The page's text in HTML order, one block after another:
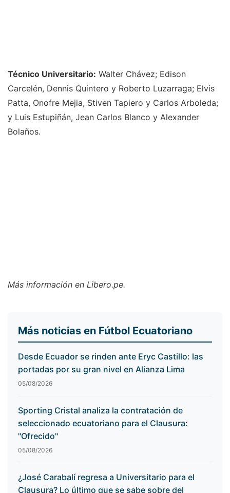
Técnico Universitario: Walter Chávez; Edison
Carcelén, Dennis Quintero y Roberto Luzarraga; Elvis
Patta, Onofre Mejia, Stiven Tapiero y Carlos Arboleda;
y Luis Estupiñán, Jean Carlos Blanco y Alexander
Bolaños.
Más información en Libero.pe.
Más noticias en Fútbol Ecuatoriano
Desde Ecuador se rinden ante Eryc Castillo: las
portadas por su gran nivel en Alianza Lima
05/08/2026
Sporting Cristal analiza la contratación de
seleccionado ecuatoriano para el Clausura:
"Ofrecido"
05/08/2026
¿José Carabalí regresa a Universitario para el
Clausura? Lo último que se sabe sobre del